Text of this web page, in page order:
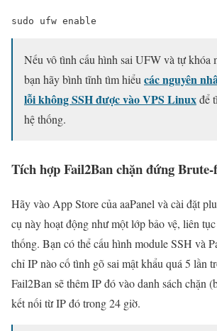
sudo ufw enable
Nếu vô tình cấu hình sai UFW và tự khóa
bạn hãy bình tĩnh tìm hiểu các nguyên
lỗi không SSH được vào VPS Linuxđể
hệ thống.
Tích hợp Fail2Ban chặn đứng Brute-
Hãy vào App Store của aaPanel và cài đặt
cụ này hoạt động như một lớp bảo vệ, liên
thống. Bạn có thể cấu hình module SSH và
chỉ IP nào cố tình gõ sai mật khẩu quá 5 lần
Fail2Ban sẽ thêm IP đó vào danh sách chặn
kết nối từ IP đó trong 24 giờ.